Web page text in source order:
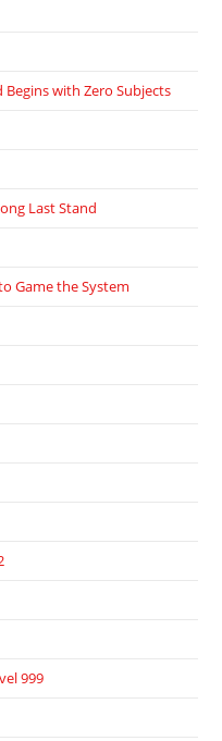
with Zero Subjects
Last Stand
Game the System
999